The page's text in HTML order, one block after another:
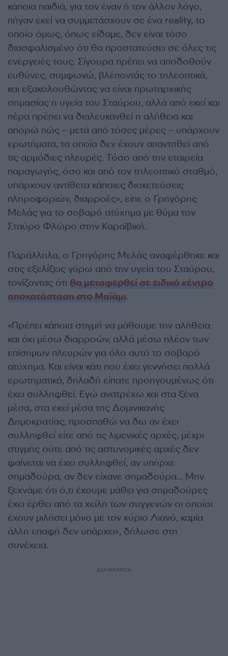
κάποια παιδιά, για τον έναν ή τον άλλον λόγο,
πήγαν εκεί να συμμετάσχουν σε ένα reality, το
οποίο όμως, όπως είδαμε, δεν είναι τόσο
διασφαλισμένο ότι θα προστατεύσει σε όλες τις
ενέργειές τους. Σίγουρα πρέπει να αποδοθούν
ευθύνες, συμφωνώ, βλέποντάς το τηλεοπτικά,
και εξακολουθώντας να είναι πρωταρχικής
σημασίας η υγεία του Σταύρου, αλλά από εκεί και
πέρα πρέπει να διαλευκανθεί η αλήθεια και
απορώ πώς – μετά από τόσες μέρες – υπάρχουν
ερωτήματα, τα οποία δεν έχουν απαντηθεί από
τις αρμόδιες πλευρές. Τόσο από την εταιρεία
παραγωγής, όσο και από τον τηλεοπτικό σταθμό,
υπάρχουν αντίθετα κάποιες διοχετεύσεις
πληροφοριών, διαρροές», είπε ο Γρηγόρης
Μελάς για το σοβαρό ατύχημα με θύμα τον
Σταύρο Φλώρο στην Καραϊβική.
Παράλληλα, ο Γρηγόρης Μελάς αναφέρθηκε και
στις εξελίξεις γύρω από την υγεία του Σταύρου,
τονίζοντας ότι θα μεταφερθεί σε ειδικό κέντρο
αποκατάσταση στο Μαϊάμι.
«Πρέπει κάποια στιγμή να μάθουμε την αλήθεια
και όχι μέσω διαρροών, αλλά μέσω πλέον των
επίσημων πλευρών για όλο αυτό το σοβαρό
ατύχημα. Και είναι κάτι που έχει γεννήσει πολλά
ερωτηματικά, δηλαδή είπατε προηγουμένως ότι
έχει συλληφθεί. Εγώ ανατρέχω και στα ξένα
μέσα, στα εκεί μέσα της Δομινικανής
Δημοκρατίας, προσπαθώ να δω αν έχει
συλληφθεί είτε από τις λιμενικές αρχές, μέχρι
στιγμής ούτε από τις αστυνομικές αρχές δεν
φαίνεται να έχει συλληφθεί, αν υπήρχε
σημαδούρα, αν δεν είχανε σημαδούρα… Μην
ξεχνάμε ότι ό,τι έχουμε μάθει για σημαδούρες
έχει έρθει από τα χείλη των συγγενών οι οποίοι
έχουν μιλήσει μόνο με τον κύριο Λιανό, καμία
άλλη επαφή δεν υπάρχει», δήλωσε στη
συνέχεια.
ΔΙΑΦΗΜΙΣΗ